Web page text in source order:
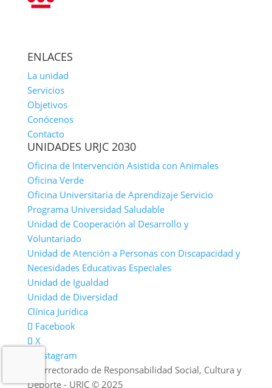
ENLACES
La unidad
Servicios
Objetivos
Conócenos
Contacto
UNIDADES URJC 2030
Oficina de Intervención Asistida con Animales
Oficina Verde
Oficina Universitaria de Aprendizaje Servicio
Programa Universidad Saludable
Unidad de Cooperación al Desarrollo y
Voluntariado
Unidad de Atención a Personas con Discapacidad y
Necesidades Educativas Especiales
Unidad de Igualdad
Unidad de Diversidad
Clínica Jurídica
Facebook
X
Instagram
Vicerrectorado de Responsabilidad Social, Cultura y
Deporte - URJC © 2025